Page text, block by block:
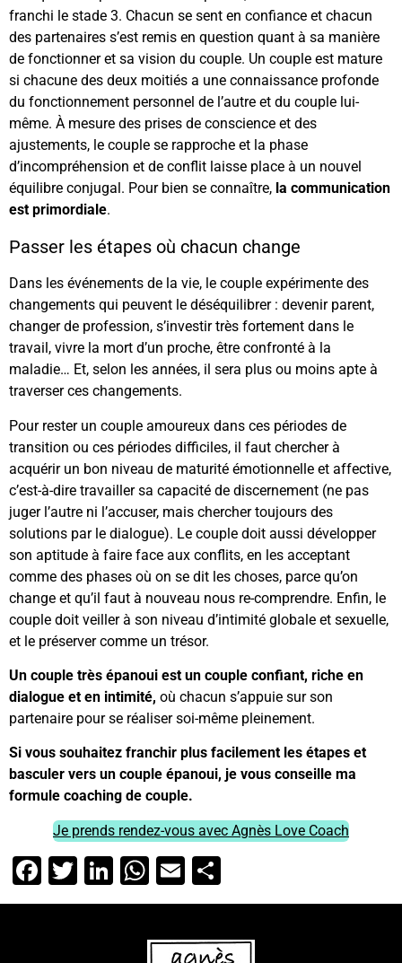
franchi le stade 3. Chacun se sent en confiance et chacun
des partenaires s’est remis en question quant à sa manière
de fonctionner et sa vision du couple. Un couple est mature
si chacune des deux moitiés a une connaissance profonde
du fonctionnement personnel de l’autre et du couple lui-
même. À mesure des prises de conscience et des
ajustements, le couple se rapproche et la phase
d’incompréhension et de conflit laisse place à un nouvel
équilibre conjugal. Pour bien se connaître, la communication
est primordiale.
Passer les étapes où chacun change
Dans les événements de la vie, le couple expérimente des
changements qui peuvent le déséquilibrer : devenir parent,
changer de profession, s’investir très fortement dans le
travail, vivre la mort d’un proche, être confronté à la
maladie… Et, selon les années, il sera plus ou moins apte à
traverser ces changements.
Pour rester un couple amoureux dans ces périodes de
transition ou ces périodes difficiles, il faut chercher à
acquérir un bon niveau de maturité émotionnelle et affective,
c’est-à-dire travailler sa capacité de discernement (ne pas
juger l’autre ni l’accuser, mais chercher toujours des
solutions par le dialogue). Le couple doit aussi développer
son aptitude à faire face aux conflits, en les acceptant
comme des phases où on se dit les choses, parce qu’on
change et qu’il faut à nouveau nous re-comprendre. Enfin, le
couple doit veiller à son niveau d’intimité globale et sexuelle,
et le préserver comme un trésor.
Un couple très épanoui est un couple confiant, riche en
dialogue et en intimité, où chacun s’appuie sur son
partenaire pour se réaliser soi-même pleinement.
Si vous souhaitez franchir plus facilement les étapes et
basculer vers un couple épanoui, je vous conseille ma
formule coaching de couple.
Je prends rendez-vous avec Agnès Love Coach
Facebook
Twitter
LinkedIn
WhatsApp
Email